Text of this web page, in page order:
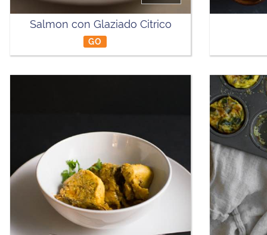
Salmon con Glaziado Citrico
GO